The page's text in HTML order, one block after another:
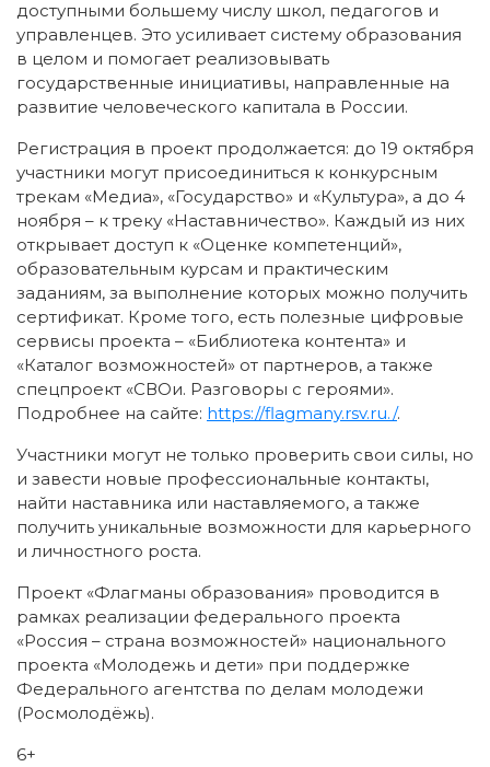
доступными большему числу школ, педагогов и
управленцев. Это усиливает систему образования
в целом и помогает реализовывать
государственные инициативы, направленные на
развитие человеческого капитала в России.
Регистрация в проект продолжается: до 19 октября
участники могут присоединиться к конкурсным
трекам «Медиа», «Государство» и «Культура», а до 4
ноября – к треку «Наставничество». Каждый из них
открывает доступ к «Оценке компетенций»,
образовательным курсам и практическим
заданиям, за выполнение которых можно получить
сертификат. Кроме того, есть полезные цифровые
сервисы проекта – «Библиотека контента» и
«Каталог возможностей» от партнеров, а также
спецпроект «СВОи. Разговоры с героями».
Подробнее на сайте: https://flagmany.rsv.ru./.
Участники могут не только проверить свои силы, но
и завести новые профессиональные контакты,
найти наставника или наставляемого, а также
получить уникальные возможности для карьерного
и личностного роста.
Проект «Флагманы образования» проводится в
рамках реализации федерального проекта
«Россия – страна возможностей» национального
проекта «Молодежь и дети» при поддержке
Федерального агентства по делам молодежи
(Росмолодёжь).
6+